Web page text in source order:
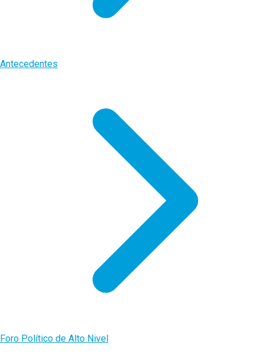
Antecedentes
Foro Político de Alto Nivel